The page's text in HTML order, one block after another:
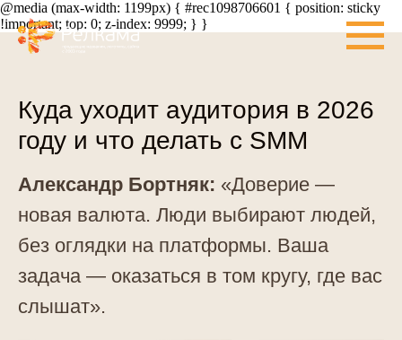
@media (max-width: 1199px) { #rec1098706601 { position: sticky
!important; top: 0; z-index: 9999; } }
Куда уходит аудитория в 2026
году и что делать с SMM
Александр Бортняк: «Доверие —
новая валюта. Люди выбирают людей,
без оглядки на платформы. Ваша
задача — оказаться в том кругу, где вас
слышат».